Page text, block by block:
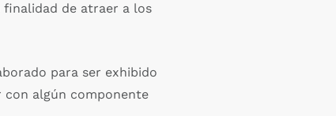
finalidad de atraer a los
para ser exhibido
con algún componente